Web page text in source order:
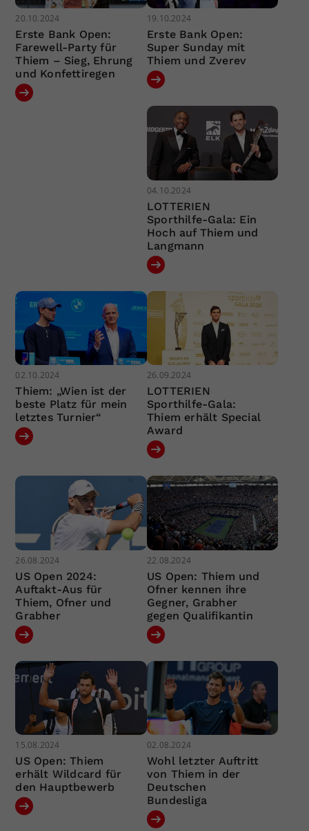
20.10.2024
Erste Bank Open:
Farewell-Party für
Thiem – Sieg, Ehrung
und Konfettiregen
19.10.2024
Erste Bank Open:
Super Sunday mit
Thiem und Zverev
04.10.2024
LOTTERIEN
Sporthilfe-Gala: Ein
Hoch auf Thiem und
Langmann
02.10.2024
Thiem: „Wien ist der
beste Platz für mein
letztes Turnier“
26.09.2024
LOTTERIEN
Sporthilfe-Gala:
Thiem erhält Special
Award
26.08.2024
US Open 2024:
Auftakt-Aus für
Thiem, Ofner und
Grabher
22.08.2024
US Open: Thiem und
Ofner kennen ihre
Gegner, Grabher
gegen Qualifikantin
15.08.2024
US Open: Thiem
erhält Wildcard für
den Hauptbewerb
02.08.2024
Wohl letzter Auftritt
von Thiem in der
Deutschen
Bundesliga